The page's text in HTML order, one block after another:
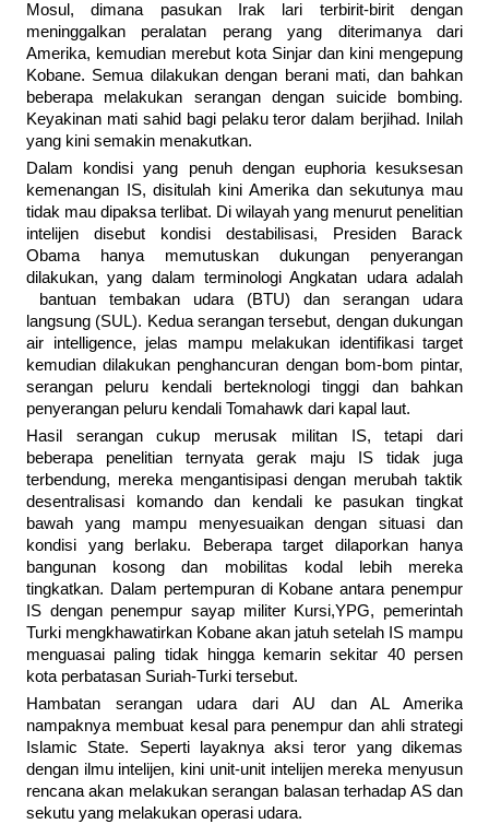
Mosul, dimana pasukan Irak lari terbirit-birit dengan
meninggalkan peralatan perang yang diterimanya dari
Amerika, kemudian merebut kota Sinjar dan kini mengepung
Kobane. Semua dilakukan dengan berani mati, dan bahkan
beberapa melakukan serangan dengan suicide bombing.
Keyakinan mati sahid bagi pelaku teror dalam berjihad. Inilah
yang kini semakin menakutkan.
Dalam kondisi yang penuh dengan euphoria kesuksesan
kemenangan IS, disitulah kini Amerika dan sekutunya mau
tidak mau dipaksa terlibat. Di wilayah yang menurut penelitian
intelijen disebut kondisi destabilisasi, Presiden Barack
Obama hanya memutuskan dukungan penyerangan
dilakukan, yang dalam terminologi Angkatan udara adalah
bantuan tembakan udara (BTU) dan serangan udara
langsung (SUL). Kedua serangan tersebut, dengan dukungan
air intelligence, jelas mampu melakukan identifikasi target
kemudian dilakukan penghancuran dengan bom-bom pintar,
serangan peluru kendali berteknologi tinggi dan bahkan
penyerangan peluru kendali Tomahawk dari kapal laut.
Hasil serangan cukup merusak militan IS, tetapi dari
beberapa penelitian ternyata gerak maju IS tidak juga
terbendung, mereka mengantisipasi dengan merubah taktik
desentralisasi komando dan kendali ke pasukan tingkat
bawah yang mampu menyesuaikan dengan situasi dan
kondisi yang berlaku. Beberapa target dilaporkan hanya
bangunan kosong dan mobilitas kodal lebih mereka
tingkatkan. Dalam pertempuran di Kobane antara penempur
IS dengan penempur sayap militer Kursi,YPG, pemerintah
Turki mengkhawatirkan Kobane akan jatuh setelah IS mampu
menguasai paling tidak hingga kemarin sekitar 40 persen
kota perbatasan Suriah-Turki tersebut.
Hambatan serangan udara dari AU dan AL Amerika
nampaknya membuat kesal para penempur dan ahli strategi
Islamic State. Seperti layaknya aksi teror yang dikemas
dengan ilmu intelijen, kini unit-unit intelijen mereka menyusun
rencana akan melakukan serangan balasan terhadap AS dan
sekutu yang melakukan operasi udara.